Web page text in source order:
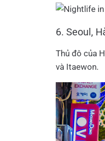
6. Seoul,
Thủ đô của
và Itaewon.